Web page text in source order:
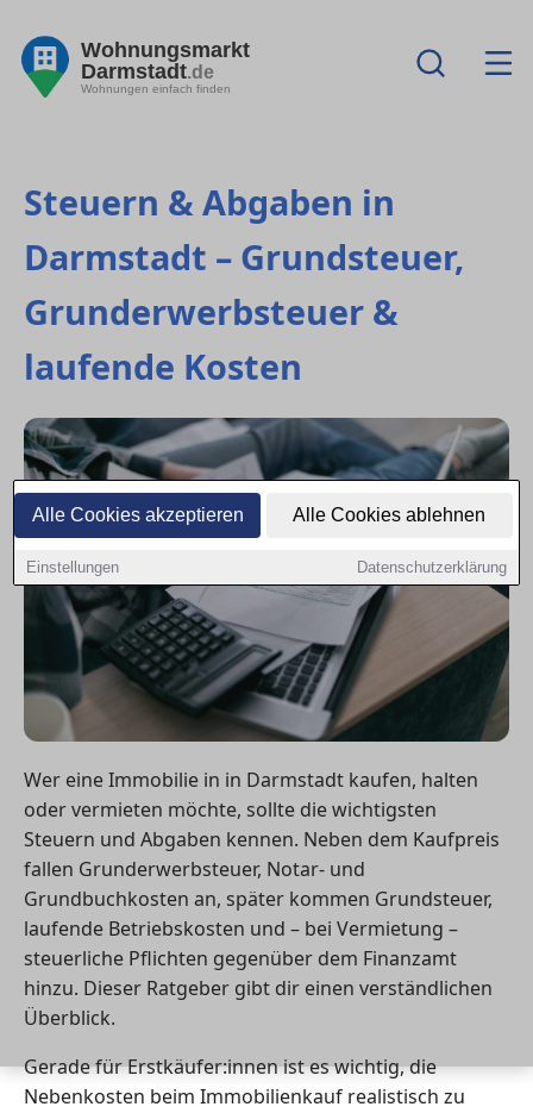
Alle Cookies akzeptieren Alle Cookies ablehnen
Einstellungen Datenschutzerklärung
Wohnungsmarkt
Darmstadt.de
Wohnungen einfach finden
Steuern & Abgaben in
Darmstadt – Grundsteuer,
Grunderwerbsteuer &
laufende Kosten
Wer eine Immobilie in in Darmstadt kaufen, halten
oder vermieten möchte, sollte die wichtigsten
Steuern und Abgaben kennen. Neben dem Kaufpreis
fallen Grunderwerbsteuer, Notar- und
Grundbuchkosten an, später kommen Grundsteuer,
laufende Betriebskosten und – bei Vermietung –
steuerliche Pflichten gegenüber dem Finanzamt
hinzu. Dieser Ratgeber gibt dir einen verständlichen
Überblick.
Gerade für Erstkäufer:innen ist es wichtig, die
Nebenkosten beim Immobilienkauf realistisch zu